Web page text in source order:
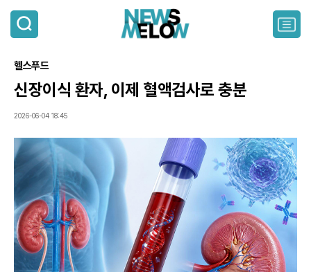
검
색
주
치
기
헬스푸드
신장이식 환자, 이제 혈액검사로 충분
2026-06-04 18:45